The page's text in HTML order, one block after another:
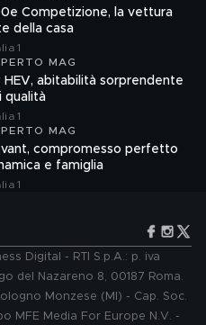
Competizione, la vettura
della casa
1
MAG
HEV, abitabilità sorprendente
qualità
1
MAG
compromesso perfetto
e famiglia
1
Digital - RTI S.p.A.: p. iva
del Nazareno 8, 00187 Roma.
Monzese (MI) - Cap. Soc.
MFE Media For Europe N.V. -